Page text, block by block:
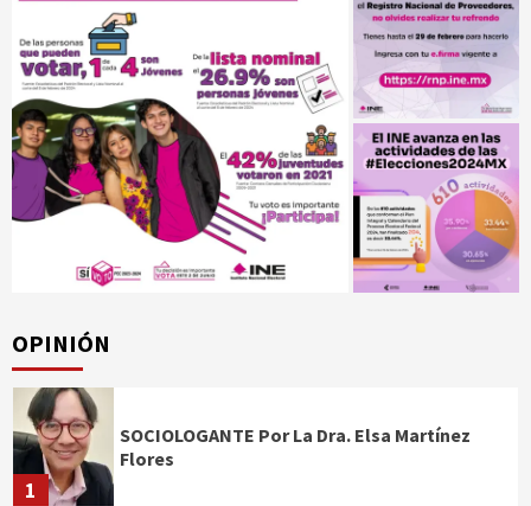
OPINIÓN
1
SOCIOLOGANTE Por La Dra. Elsa Martínez
Flores